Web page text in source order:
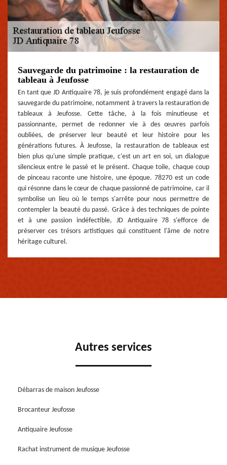
Sauvegarde du patrimoine : la restauration de
tableau à Jeufosse
En tant que JD Antiquaire 78, je suis profondément engagé dans la
sauvegarde du patrimoine, notamment à travers la restauration de
tableaux à Jeufosse. Cette tâche, à la fois minutieuse et
passionnante, permet de redonner vie à des œuvres parfois
oubliées, de préserver leur beauté et leur histoire pour les
générations futures. À Jeufosse, la restauration de tableaux est
bien plus qu'une simple pratique, c'est un art en soi, un dialogue
silencieux entre le passé et le présent. Chaque toile, chaque coup
de pinceau raconte une histoire, une époque. 78270 est un code
qui résonne dans le cœur de chaque passionné de patrimoine, car il
symbolise un lieu où le temps s'arrête pour nous permettre de
contempler la beauté du passé. Grâce à des techniques de pointe
et à une passion indéfectible, JD Antiquaire 78 s'efforce de
préserver ces trésors artistiques qui constituent l'âme de notre
héritage culturel.
Autres services
Débarras de maison Jeufosse
Brocanteur Jeufosse
Antiquaire Jeufosse
Rachat instrument de musique Jeufosse